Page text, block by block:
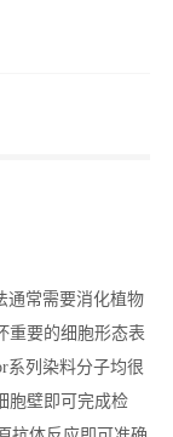
通常需要消化植物
重要的细胞形态表
系列染料分子均很
胞壁即可完成检